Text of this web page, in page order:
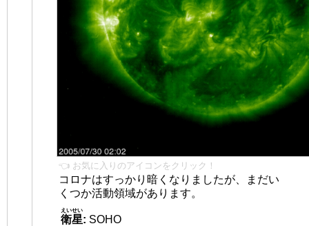
👈 お気に入りのアイコンをクリック！
コロナはすっかり暗くなりましたが、まだい
くつか活動領域があります。
衛星
えいせい
: SOHO